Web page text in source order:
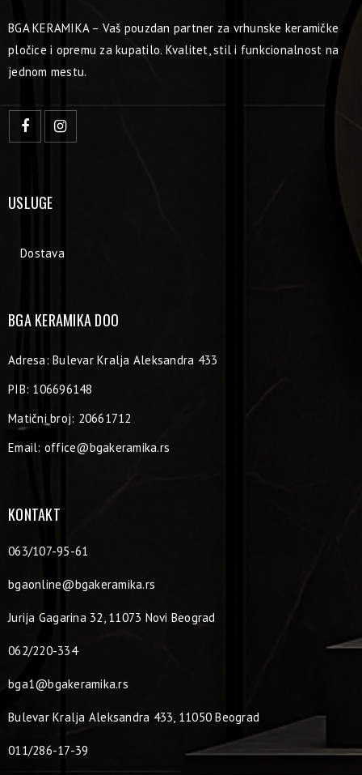
BGA KERAMIKA – Vaš pouzdan partner za vrhunske keramičke
pločice i opremu za kupatilo. Kvalitet, stil i funkcionalnost na
jednom mestu.
USLUGE
Dostava
BGA KERAMIKA DOO
Adresa: Bulevar Kralja Aleksandra 433
PIB: 106696148
Matični broj: 20661712
Email: office@bgakeramika.rs
KONTAKT
063/107-95-61
bgaonline@bgakeramika.rs
Jurija Gagarina 32, 11073 Novi Beograd
062/220-334
bga1@bgakeramika.rs
Bulevar Kralja Aleksandra 433, 11050 Beograd
011/286-17-39